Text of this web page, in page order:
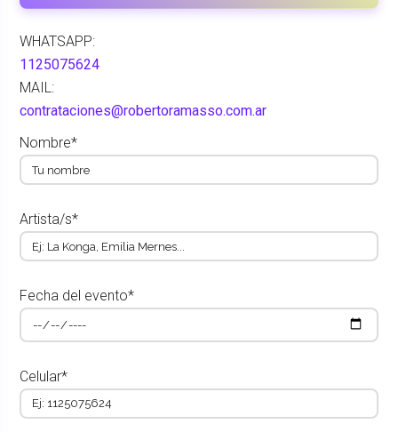
WHATSAPP:
1125075624
MAIL:
contrataciones@robertoramasso.com.ar
Nombre*
Artista/s*
Fecha del evento*
Celular*